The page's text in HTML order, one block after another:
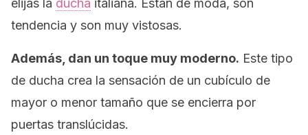
elijas la ducha italiana. Están de moda, son
tendencia y son muy vistosas.
Además, dan un toque muy moderno. Este tipo
de ducha crea la sensación de un cubículo de
mayor o menor tamaño que se encierra por
puertas translúcidas.